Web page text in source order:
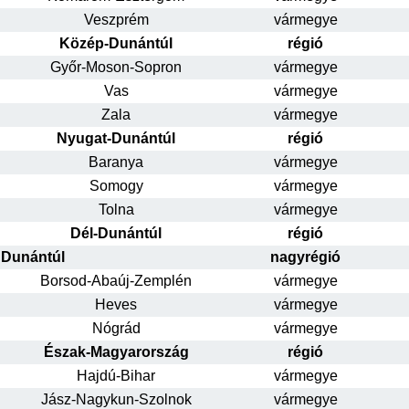
Veszprém
vármegye
Közép-Dunántúl
régió
Győr-Moson-Sopron
vármegye
Vas
vármegye
Zala
vármegye
Nyugat-Dunántúl
régió
Baranya
vármegye
Somogy
vármegye
Tolna
vármegye
Dél-Dunántúl
régió
Dunántúl
nagyrégió
Borsod-Abaúj-Zemplén
vármegye
Heves
vármegye
Nógrád
vármegye
Észak-Magyarország
régió
Hajdú-Bihar
vármegye
Jász-Nagykun-Szolnok
vármegye